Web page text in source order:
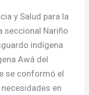
y Salud para la
seccional Nariño
indígena
Awá del
se conformó el
en